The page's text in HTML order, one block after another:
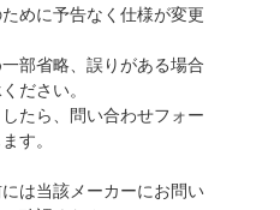
めに予告なく仕様が変更
部省略、誤りがある場合
ださい。
たら、問い合わせフォー
す。
は当該メーカーにお問い